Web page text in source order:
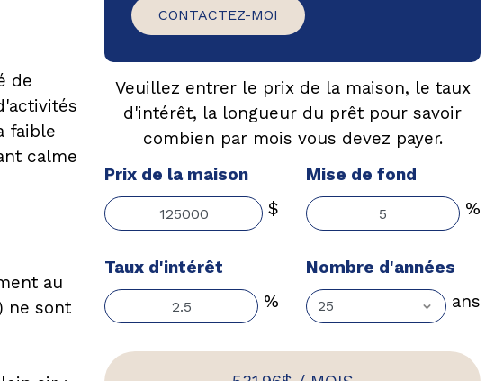
de
faible
calme
au
ne sont
CONTACTEZ-MOI
Veuillez entrer le prix de la maison, le taux
d'intérêt, la longueur du prêt pour savoir
combien par mois vous devez payer.
Prix de la maison
$
Mise de fond
%
Taux d'intérêt
%
Nombre d'années
ans